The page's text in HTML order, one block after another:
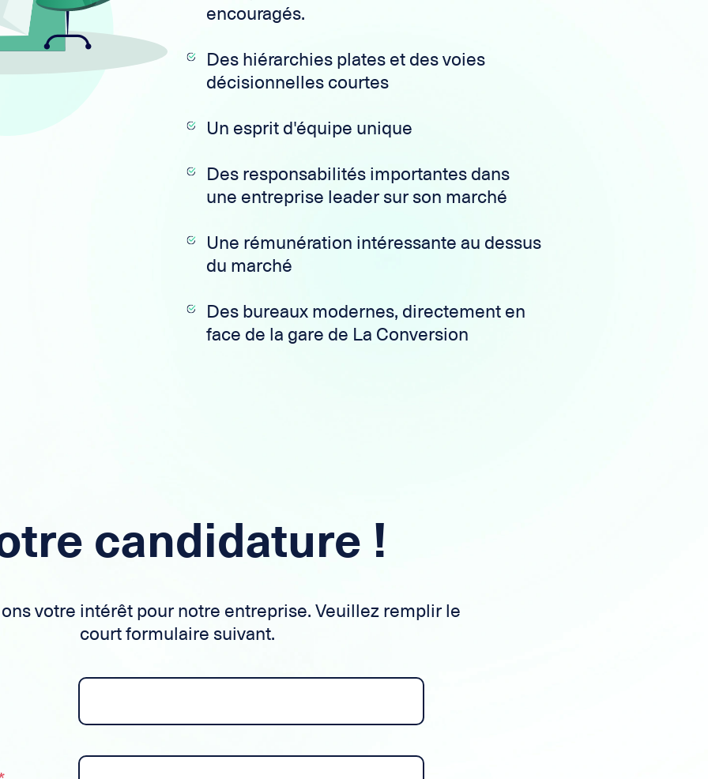
encouragés.
Des hiérarchies plates et des voies
décisionnelles courtes
Un esprit d'équipe unique
Des responsabilités importantes dans
une entreprise leader sur son marché
Une rémunération intéressante au dessus
du marché
Des bureaux modernes, directement en
face de la gare de La Conversion
candidature !
votre intérêt pour notre entreprise. Veuillez remplir le
court formulaire suivant.